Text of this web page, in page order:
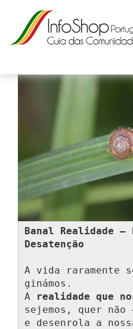
Banal Realidade –
Desatenção
A vida raramente
ginámos.
A
realidade que
sejemos, quer
e desenrola a